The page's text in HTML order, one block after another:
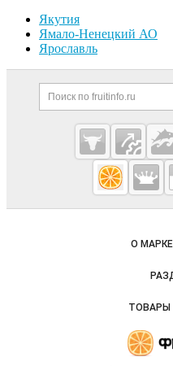
Якутия
Ямало-Ненецкий АО
Ярославль
Cсылки на
Fruitinfo.ru
— рынок
фруктов
Важные разделы и
Навигация по сайту
О
ТОВАРЫ